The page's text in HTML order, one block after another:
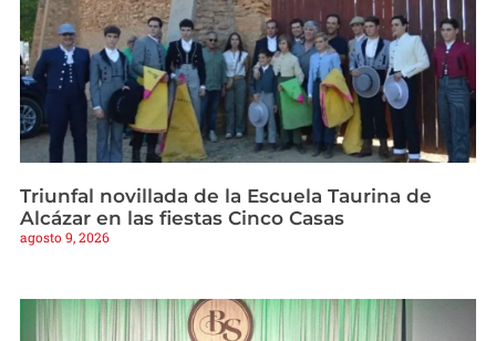
Triunfal novillada de la Escuela Taurina de
Alcázar en las fiestas Cinco Casas
agosto 9, 2026